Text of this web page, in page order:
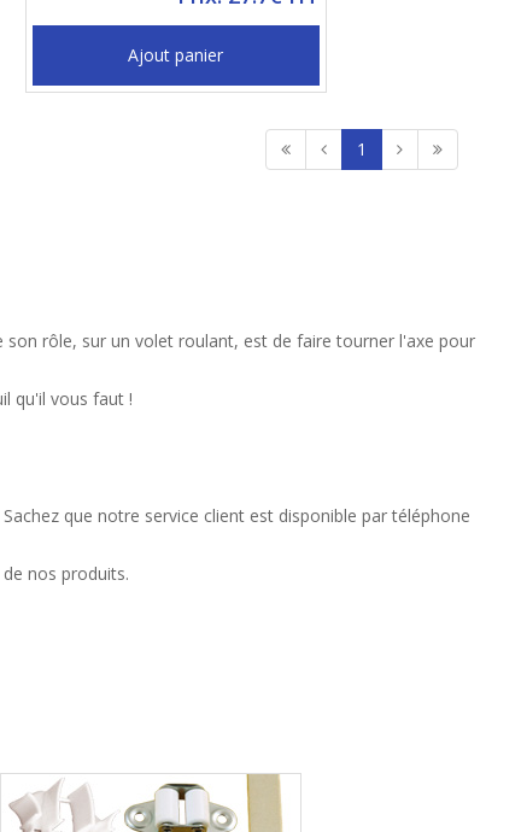
Ajout panier
1
rôle, sur un volet roulant, est de faire tourner l'axe pour
qu'il vous faut !
que notre service client est disponible par téléphone
nos produits.